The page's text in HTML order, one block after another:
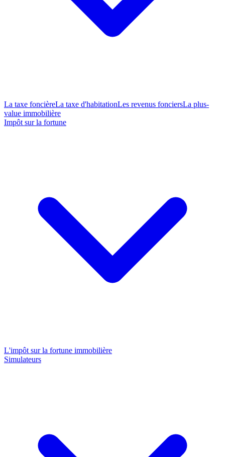
La taxe foncièreLa taxe d'habitationLes revenus fonciersLa plus-
value immobilière
Impôt sur la fortune
L'impôt sur la fortune immobilière
Simulateurs